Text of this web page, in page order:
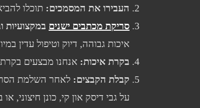
העבירו את המסמכים: תוכלו
סריקת מכתבים ישנים במקצועיות
איכות גבוהה, דיוק וטיפול עדין
בקרת איכות: אנחנו מבצעים בקרת
קבלת הקבצים:
על גבי דיסק און קי, כונן חיצוני,